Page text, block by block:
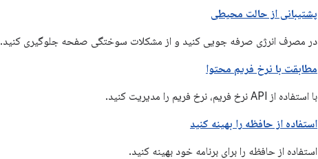
پشتیبانی از حالت محیطی
در مصرف انرژی صرفه جویی کنید و از مشکلات سوختگی صفحه جلوگیری کنید.
مطابقت با نرخ فریم محتوا
با استفاده از API نرخ فریم، نرخ فریم را مدیریت کنید.
استفاده از حافظه را بهینه کنید
استفاده از حافظه را برای برنامه خود بهینه کنید.